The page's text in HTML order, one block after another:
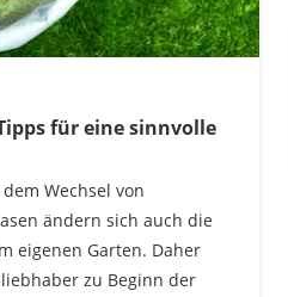
für eine sinnvolle
Wechsel von
ändern sich auch die
eigenen Garten. Daher
zu Beginn der